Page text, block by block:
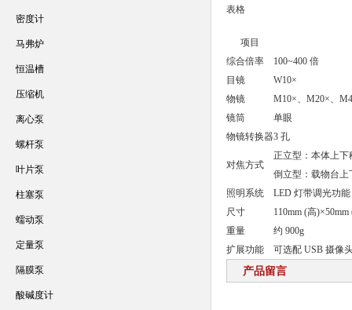
表格
项目
综合倍率
100~400 倍
目镜
W10×
物镜
M10×、M20×、
镜筒
单眼
物镜转换器3 孔
对焦方式
正立型：本体上下
倒立型：载物台上
照明系统
LED 灯带调光功能
尺寸
110mm (高
重量
约 900g
扩展功能
可选配 USB 摄像
产品留言
密度计
马弗炉
恒温槽
压缩机
离心泵
螺杆泵
叶片泵
柱塞泵
蠕动泵
定量泵
隔膜泵
酸碱度计